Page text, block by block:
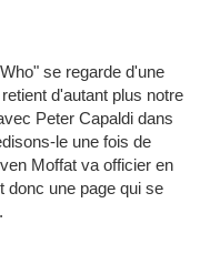
se regarde d'une
d'autant plus notre
Peter Capaldi dans
le une fois de
Moffat va officier en
donc une page qui se